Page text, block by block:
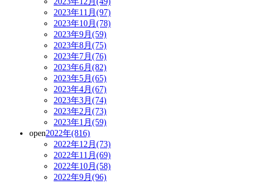
2023年11月(97)
2023年10月(78)
2023年9月(59)
2023年8月(75)
2023年7月(76)
2023年6月(82)
2023年5月(65)
2023年4月(67)
2023年3月(74)
2023年2月(73)
2023年1月(59)
open2022年(816)
2022年12月(73)
2022年11月(69)
2022年10月(58)
2022年9月(96)